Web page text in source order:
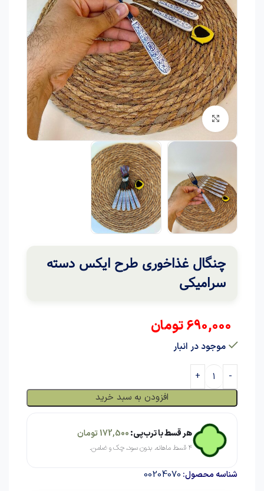
برای بزرگنمایی کلیک کنید
چنگال غذاخوری طرح ایکس دسته
سرامیکی
690,000تومان
موجود در انبار
افزودن به سبد خرید
هر قسط با ترب‌پی:172,500تومان
۴ قسط ماهانه. بدون سود، چک و ضامن.
شناسه محصول: 00204070